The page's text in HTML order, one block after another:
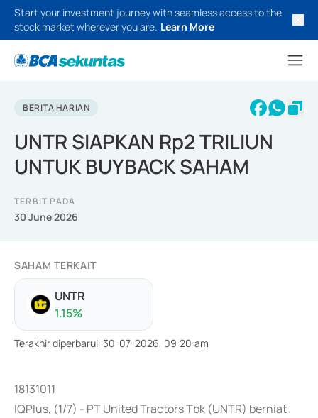
Start your investment journey with seamless access to the
stock market wherever you are. Learn More
BERITA HARIAN
UNTR SIAPKAN Rp2 TRILIUN
UNTUK BUYBACK SAHAM
TERBIT PADA
30 June 2026
SAHAM TERKAIT
UNTR
1.15%
Terakhir diperbarui: 30-07-2026, 09:20:am
18131011
IQPlus, (1/7) - PT United Tractors Tbk (UNTR) berniat